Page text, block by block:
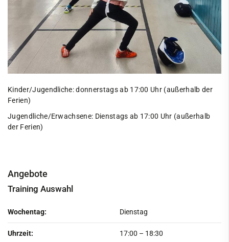
Kinder/Jugendliche: donnerstags ab 17:00 Uhr (außerhalb der
Ferien)
Jugendliche/Erwachsene: Dienstags ab 17:00 Uhr (außerhalb
der Ferien)
Angebote
Training Auswahl
Wochentag: Dienstag
Uhrzeit: 17:00 – 18:30